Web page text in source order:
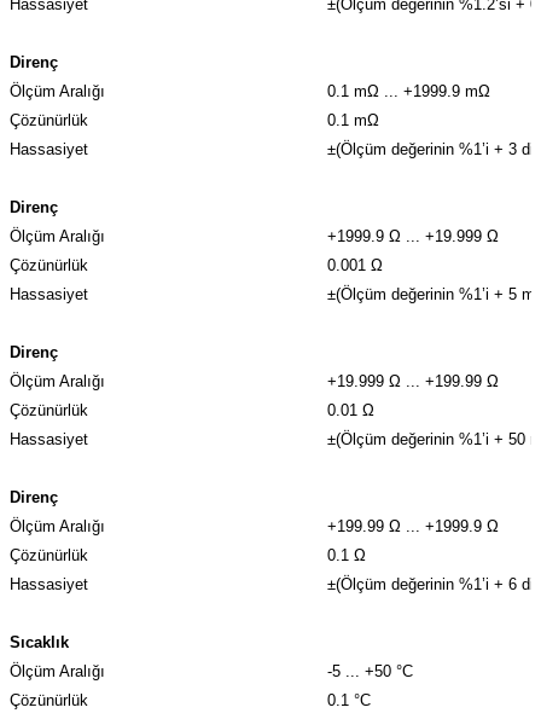
Hassasiyet ±(Ölçüm değerinin %1.2’si +
Direnç
Ölçüm Aralığı
0.1 mΩ ... +1999.9 mΩ
Çözünürlük
0.1 mΩ
Hassasiyet
±(Ölçüm değerinin %1’i + 3
Direnç
Ölçüm Aralığı
+1999.9 Ω ... +19.999 Ω
Çözünürlük
0.001 Ω
Hassasiyet
±(Ölçüm değerinin %1’i + 5
Direnç
Ölçüm Aralığı
+19.999 Ω ... +199.99 Ω
Çözünürlük
0.01 Ω
Hassasiyet
±(Ölçüm değerinin %1’i + 50
Direnç
Ölçüm Aralığı
+199.99 Ω ... +1999.9 Ω
Çözünürlük
0.1 Ω
Hassasiyet
±(Ölçüm değerinin %1’i + 6
Sıcaklık
Ölçüm Aralığı
-5 ... +50 °C
Çözünürlük
0.1 °C